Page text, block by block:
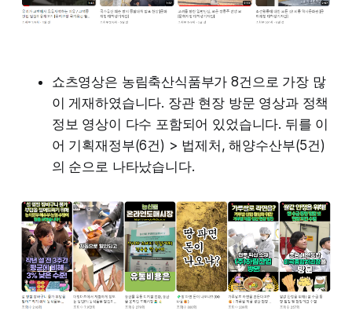
쇼츠영상은 농림축산식품부가 8건으로 가장 많
이 게재하였습니다. 장관 현장 방문 영상과 정책
정보 영상이 다수 포함되어 있었습니다. 뒤를 이
어 기획재정부(6건) > 법제처, 해양수산부(5건)
의 순으로 나타났습니다.